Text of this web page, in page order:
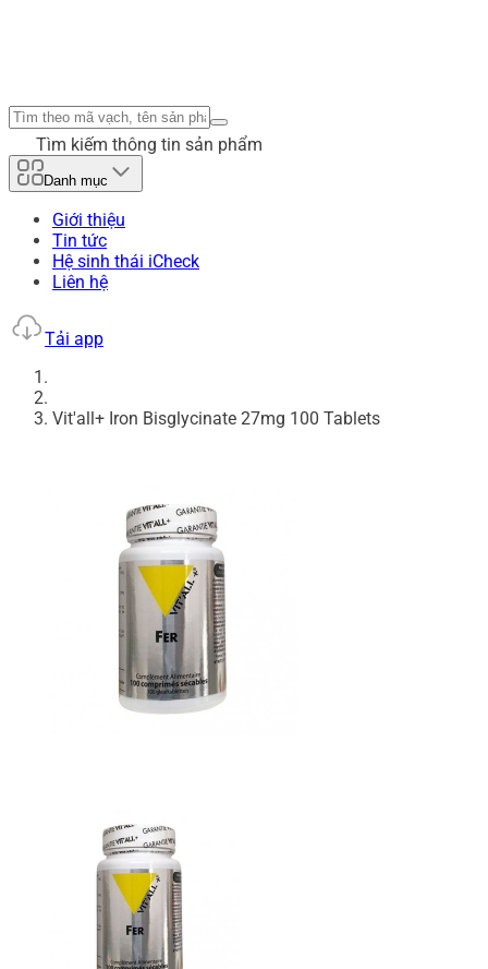
Tìm kiếm thông tin sản phẩm
Danh mục
Giới thiệu
Tin tức
Hệ sinh thái iCheck
Liên hệ
Tải app
Vit'all+ Iron Bisglycinate 27mg 100 Tablets